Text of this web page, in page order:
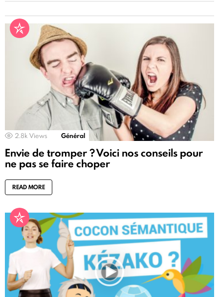
2.8k Views Général
Envie de tromper ? Voici nos conseils pour
ne pas se faire choper
READ MORE